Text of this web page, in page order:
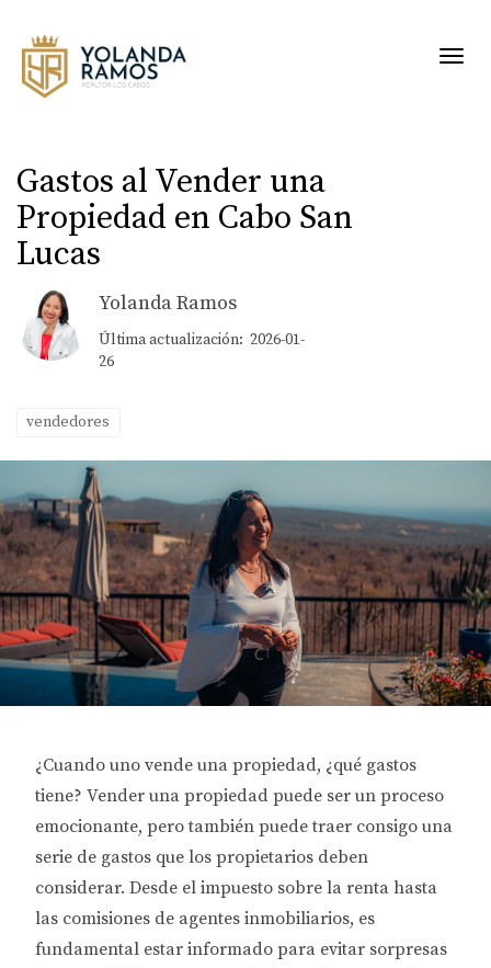
Gastos al Vender una
Propiedad en Cabo San
Lucas
Yolanda Ramos
Última actualización: 2026-01-
26
vendedores
¿Cuando uno vende una propiedad, ¿qué gastos
tiene? Vender una propiedad puede ser un proceso
emocionante, pero también puede traer consigo una
serie de gastos que los propietarios deben
considerar. Desde el impuesto sobre la renta hasta
las comisiones de agentes inmobiliarios, es
fundamental estar informado para evitar sorpresas